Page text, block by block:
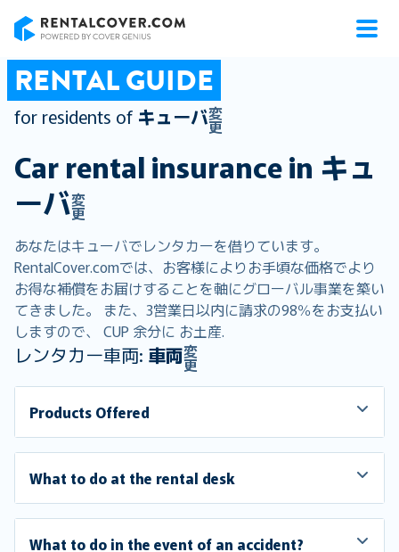
RENTAL GUIDE
for residents of キューバ変
更
Car rental insurance in キュ
ーバ変
更
あなたはキューバでレンタカーを借りています。
RentalCover.comでは、お客様によりお手頃な価格でより
お得な補償をお届けすることを軸にグローバル事業を築い
てきました。 また、3営業日以内に請求の98％をお支払い
しますので、 CUP 余分に お土産.
レンタカー車両: 車両変
更
Products Offered
What to do at the rental desk
What to do in the event of an accident?